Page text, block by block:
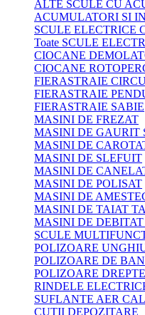
ALTE SCULE CU
ACUMULATORI SI
SCULE ELECTRICE
Toate SCULE
CIOCANE
CIOCANE
FIERASTRAIE
FIERASTRAIE
FIERASTRAIE SABIE
MASINI DE FREZAT
MASINI DE GAURIT
MASINI DE
MASINI DE SLEFUIT
MASINI DE
MASINI DE POLISAT
MASINI DE
MASINI DE TAIAT
MASINI DE
SCULE
POLIZOARE
POLIZOARE DE
POLIZOARE DREPTE
RINDELE
SUFLANTE AER
CUTII DEPOZITARE